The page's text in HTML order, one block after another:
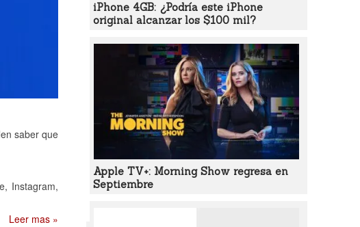
saber que
Instagram,
Leer mas »
iPhone 4GB: ¿Podría este iPhone
original alcanzar los $100 mil?
Apple TV+: Morning Show regresa en
Septiembre